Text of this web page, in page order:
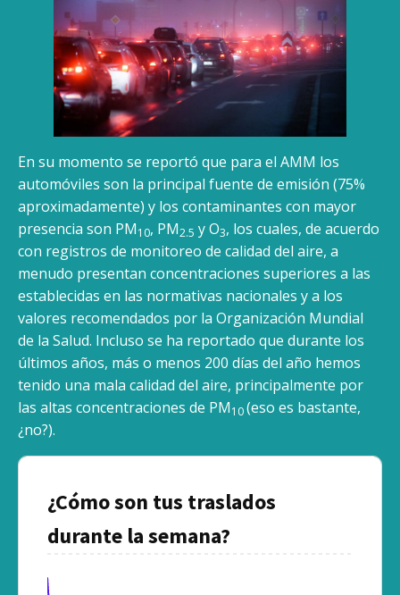
En su momento se reportó que para el AMM los
automóviles son la principal fuente de emisión (75%
aproximadamente) y los contaminantes con mayor
presencia son PM10, PM2.5 y O3, los cuales, de acuerdo
con registros de monitoreo de calidad del aire, a
menudo presentan concentraciones superiores a las
establecidas en las normativas nacionales y a los
valores recomendados por la Organización Mundial
de la Salud. Incluso se ha reportado que durante los
últimos años, más o menos 200 días del año hemos
tenido una mala calidad del aire, principalmente por
las altas concentraciones de PM10(eso es bastante,
¿no?).
¿Cómo son tus traslados
durante la semana?